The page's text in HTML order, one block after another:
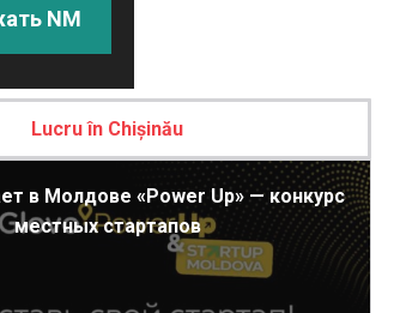
NM
Lucru în Chișinău
в Молдове «Power Up» — конкурс
местных стартапов